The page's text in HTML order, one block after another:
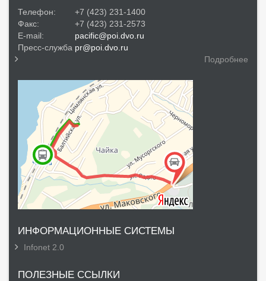
Телефон:
+7 (423) 231-1400
Факс:
+7 (423) 231-2573
E-mail:
pacific@poi.dvo.ru
Пресс-служба pr@poi.dvo.ru
Подробнее
ИНФОРМАЦИОННЫЕ СИСТЕМЫ
Infonet 2.0
ПОЛЕЗНЫЕ ССЫЛКИ